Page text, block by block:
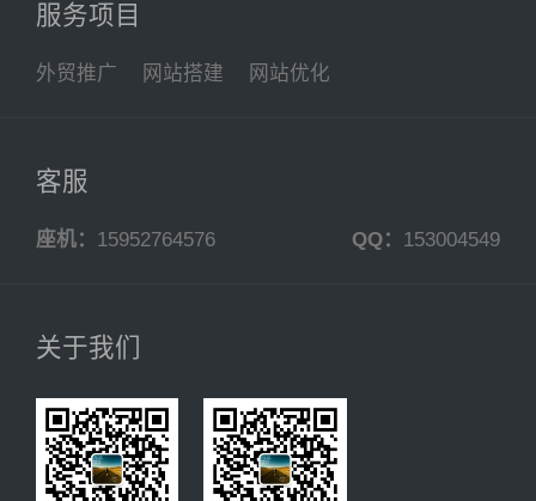
服务项目
外贸推广 网站搭建 网站优化
客服
座机： 15952764576 QQ： 153004549
关于我们